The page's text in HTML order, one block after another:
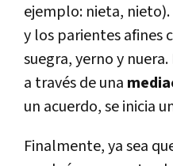
ejemplo: nieta,
y los parientes afines
suegra, yerno y
a través de una
un acuerdo, se inicia
Finalmente, ya sea